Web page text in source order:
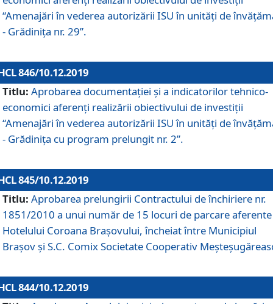
“Amenajări în vederea autorizării ISU în unități de
- Grădinița nr. 29”.
846/10.12.2019
Titlu: Aprobarea documentației și a indicatorilor tehnico-
economici aferenți realizării obiectivului de investiții
“Amenajări în vederea autorizării ISU în unități de
- Grădinița cu program prelungit nr. 2”.
845/10.12.2019
Titlu: Aprobarea prelungirii Contractului de închiriere nr.
1851/2010 a unui număr de 15 locuri de parcare aferente
Hotelului Coroana Brașovului, încheiat între Municipiul
Braşov şi S.C. Comix Societate Cooperativ
844/10.12.2019